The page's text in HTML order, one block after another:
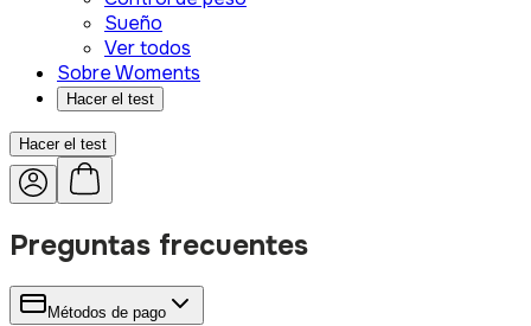
Sueño
Ver todos
Sobre Woments
Hacer el test
Hacer el test
Preguntas frecuentes
Métodos de pago